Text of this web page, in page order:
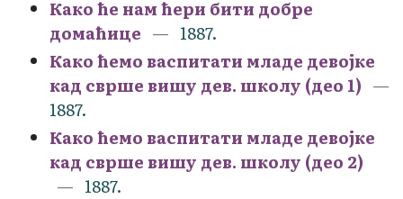
Како ће нам ћери бити добре
домаћице
1887.
Како ћемо васпитати младе девојке
кад сврше вишу дев. школу (део 1)
1887.
Како ћемо васпитати младе девојке
кад сврше вишу дев. школу (део 2)
1887.